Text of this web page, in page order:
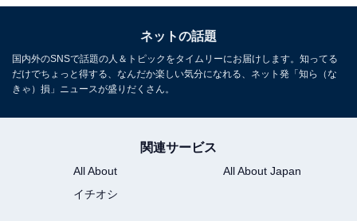
ネットの話題
国内外のSNSで話題の人＆トピックをタイムリーにお届けします。知ってる
だけでちょっと得する、なんだか楽しい気分になれる、ネット発「知ら（な
きゃ）損」ニュースが盛りだくさん。
関連サービス
All About
All About Japan
イチオシ